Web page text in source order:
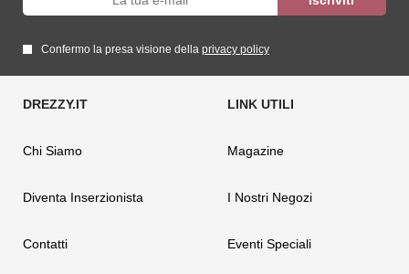
Confermo la presa visione della privacy policy
Chi Siamo
Diventa Inserzionista
Contatti
Magazine
I Nostri Negozi
Eventi Speciali